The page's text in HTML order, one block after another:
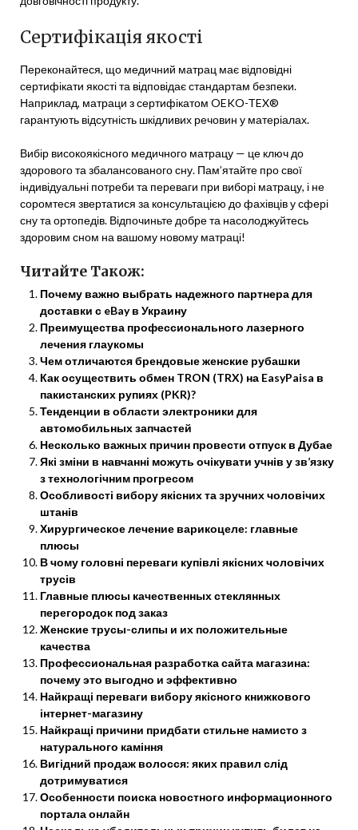
Сертифікація якості
Переконайтеся, що медичний матрац має відповідні
сертифікати якості та відповідає стандартам безпеки.
Наприклад, матраци з сертифікатом OEKO-TEX®
гарантують відсутність шкідливих речовин у матеріалах.
Вибір високоякісного медичного матрацу — це ключ до
здорового та збалансованого сну. Пам’ятайте про свої
індивідуальні потреби та переваги при виборі матрацу, і не
соромтеся звертатися за консультацією до фахівців у сфері
сну та ортопедів. Відпочиньте добре та насолоджуйтесь
здоровим сном на вашому новому матраці!
Читайте Також:
Почему важно выбрать надежного партнера для
доставки с eBay в Украину
Преимущества профессионального лазерного
лечения глаукомы
Чем отличаются брендовые женские рубашки
Как осуществить обмен TRON (TRX) на EasyPaisa в
пакистанских рупиях (PKR)?
Тенденции в области электроники для
автомобильных запчастей
Несколько важных причин провести отпуск в Дубае
Які зміни в навчанні можуть очікувати учнів у зв’язку
з технологічним прогресом
Особливості вибору якісних та зручних чоловічих
штанів
Хирургическое лечение варикоцеле: главные
плюсы
В чому головні переваги купівлі якісних чоловічих
трусів
Главные плюсы качественных стеклянных
перегородок под заказ
Женские трусы-слипы и их положительные
качества
Профессиональная разработка сайта магазина:
почему это выгодно и эффективно
Найкращі переваги вибору якісного книжкового
інтернет-магазину
Найкращі причини придбати стильне намисто з
натурального каміння
Вигідний продаж волосся: яких правил слід
дотримуватися
Особенности поиска новостного информационного
портала онлайн